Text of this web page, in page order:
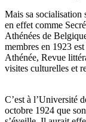
Mais sa socialisation
en effet comme
Athénées de
membres en 1923
Athénée, Revue
visites culturelles et
C’est à l’Université
octobre 1924 que